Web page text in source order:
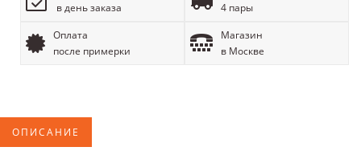
в день заказа
4 пары
Оплата
после примерки
Магазин
в Москве
ОПИСАНИЕ